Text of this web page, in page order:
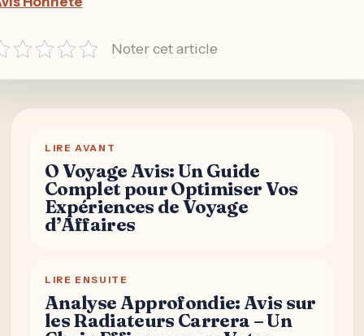
Noter cet article
LIRE AVANT
O Voyage Avis: Un Guide
Complet pour Optimiser Vos
Expériences de Voyage
d’Affaires
LIRE ENSUITE
Analyse Approfondie: Avis sur
les Radiateurs Carrera – Un